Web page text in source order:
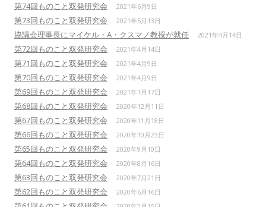
第74回ものこと双発研究会 2021年6月9日
第73回ものこと双発研究会 2021年5月13日
協議会理事長にマイケル・A・クスマノ教授が就任 2021年4月14日
第72回ものこと双発研究会 2021年4月14日
第71回ものこと双発研究会 2021年4月9日
第70回ものこと双発研究会 2021年4月9日
第69回ものこと双発研究会 2021年1月17日
第68回ものこと双発研究会 2020年12月11日
第67回ものこと双発研究会 2020年11月18日
第66回ものこと双発研究会 2020年10月23日
第65回ものこと双発研究会 2020年9月10日
第64回ものこと双発研究会 2020年8月16日
第63回ものこと双発研究会 2020年7月21日
第62回ものこと双発研究会 2020年6月16日